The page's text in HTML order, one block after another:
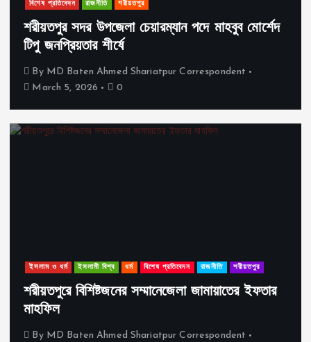
বিশেষ প্রতিবেদন রাজনীতি শরীয়তপুর
শরীয়তপুর সদর উপজেলা চেয়ারম্যান পদে মাহবুব মোর্শেদ
টিপু জনপ্রিয়তার শীর্ষে
By MD Baten Ahmed Shariatpur Correspondent
March 5, 2026
0
ইসলাম ও ধর্ম ইসলামী বিশ্ব ধর্ম বিশেষ প্রতিবেদন রাজনীতি শরীয়তপুর
শরীয়তপুরে বিশিষ্টজনের সম্মানেজেলা জামায়াতের ইফতার
মাহফিল
By MD Baten Ahmed Shariatpur Correspondent